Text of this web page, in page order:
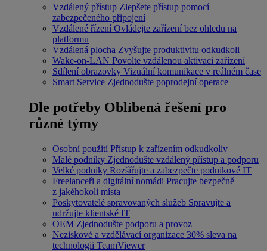
Vzdálený přístup Zlepšete přístup pomocí
zabezpečeného připojení
Vzdálené řízení Ovládejte zařízení bez ohledu na
platformu
Vzdálená plocha Zvyšujte produktivitu odkudkoli
Wake-on-LAN Povolte vzdálenou aktivaci zařízení
Sdílení obrazovky Vizuální komunikace v reálném čase
Smart Service Zjednodušte poprodejní operace
Dle potřeby Oblíbená řešení pro
různé týmy
Osobní použití Přístup k zařízením odkudkoliv
Malé podniky Zjednodušte vzdálený přístup a podporu
Velké podniky Rozšiřujte a zabezpečte podnikové IT
Freelanceři a digitální nomádi Pracujte bezpečně
z jakéhokoli místa
Poskytovatelé spravovaných služeb Spravujte a
udržujte klientské IT
OEM Zjednodušte podporu a provoz
Neziskové a vzdělávací organizace 30% sleva na
technologii TeamViewer